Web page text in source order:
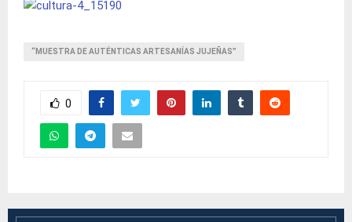
“MUESTRA DE AUTÉNTICAS ARTESANÍAS JUJEÑAS”
0